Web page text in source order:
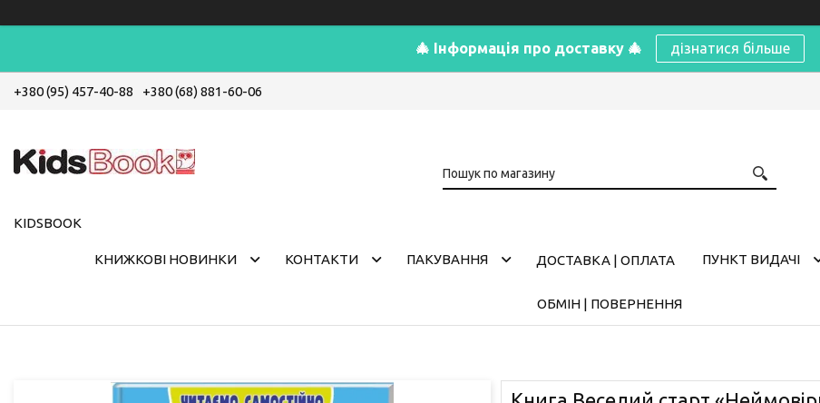
🎄 Інформація про доставку 🎄 дізнатися більше
+380 (95) 457-40-88 +380 (68) 881-60-06
KIDSBOOK
КНИЖКОВІ НОВИНКИ КОНТАКТИ ПАКУВАННЯ ДОСТАВКА | ОПЛАТА ПУНКТ ВИДАЧІ
ОБМІН | ПОВЕРНЕННЯ